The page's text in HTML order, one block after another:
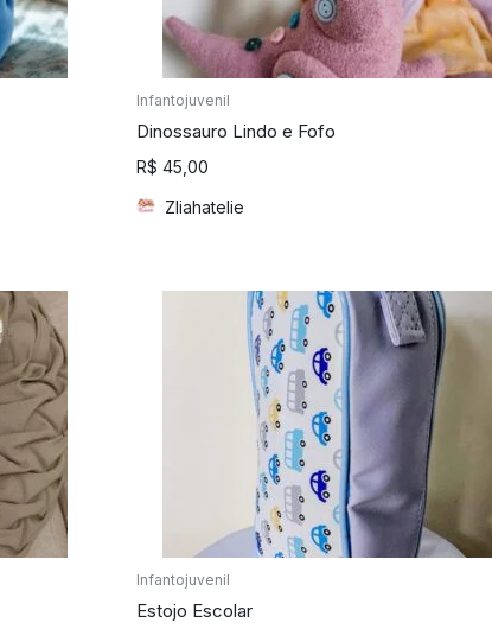
Infantojuvenil
Dinossauro Lindo e Fofo
R$ 45,00
Zliahatelie
Infantojuvenil
Estojo Escolar